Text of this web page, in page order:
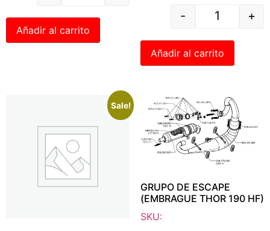
Añadir al carrito
- +
Añadir al carrito
Sale!
GRUPO DE ESCAPE
(EMBRAGUE THOR 190 HF)
SKU: